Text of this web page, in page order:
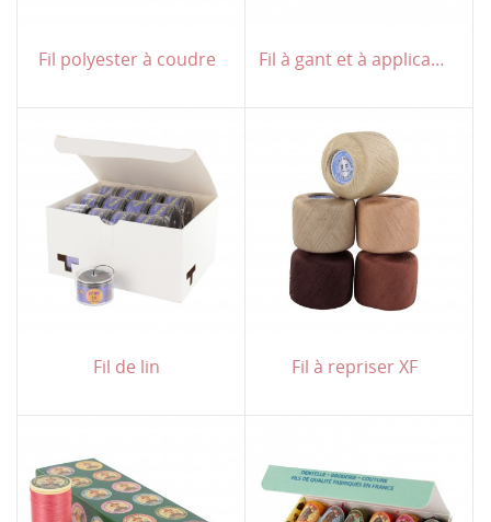
Fil polyester à coudre Fil à gant et à application
Fil de lin Fil à repriser XF